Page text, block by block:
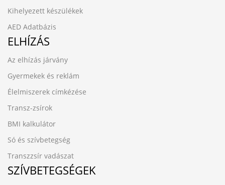
Kihelyezett készülékek
AED Adatbázis
ELHÍZÁS
Az elhízás járvány
Gyermekek és reklám
Élelmiszerek címkézése
Transz-zsírok
BMI kalkulátor
Só és szívbetegség
Transzzsír vadászat
SZÍVBETEGSÉGEK